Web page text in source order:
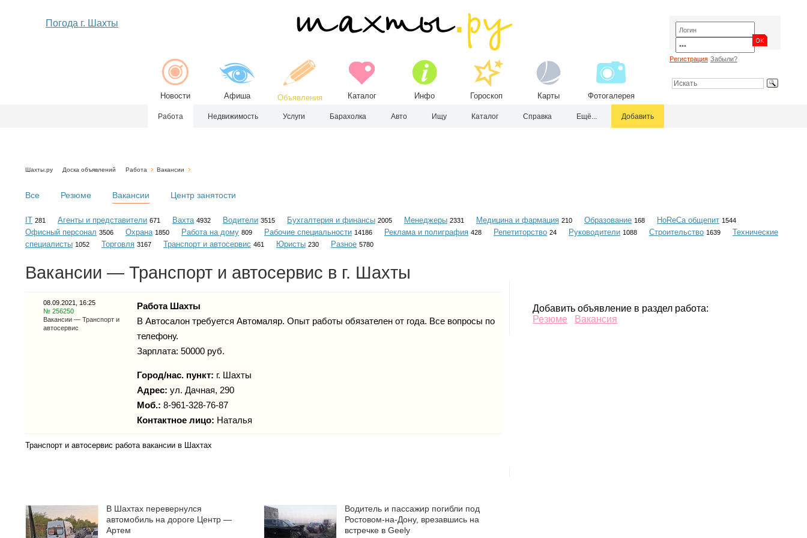
Погода г. Шахты
Новости Афиша Объявления Каталог Инфо Гороскоп Карты Фотогалерея
Регистрация Забыли?
Работа Недвижимость Услуги Барахолка Авто Ищу Каталог Справка Ещё... Добавить
Шахты.ру Доска объявлений Работа Вакансии
Все Резюме Вакансии Центр занятости
IT 281 Агенты и представители 671 Вахта 4932 Водители 3515 Бухгалтерия и финансы 2005 Менеджеры 2331 Медицина и фармация 210 Образование 168 HoReCa общепит 1544
Офисный персонал 3506 Охрана 1850 Работа на дому 809 Рабочие специальности 14186 Реклама и полиграфия 428 Репетиторство 24 Руководители 1088 Строительство 1639
Технические
специалисты 1052 Торговля 3167 Транспорт и автосервис 461 Юристы 230 Разное 5780
Вакансии — Транспорт и автосервис в г. Шахты
08.09.2021, 16:25
№ 256250
Вакансии — Транспорт и
автосервис
Работа Шахты
В Автосалон требуется Автомаляр. Опыт работы обязателен от года. Все вопросы по
телефону.
Зарплата: 50000 руб.
Город/нас. пункт: г. Шахты
Адрес: ул. Дачная, 290
Моб.: 8-961-328-76-87
Контактное лицо: Наталья
Транспорт и автосервис работа вакансии в Шахтах
Добавить объявление в раздел работа:
Резюме
Вакансия
В Шахтах перевернулся
автомобиль на дороге Центр —
Артем
Водитель и пассажир погибли под
Ростовом-на-Дону, врезавшись на
встречке в Geely